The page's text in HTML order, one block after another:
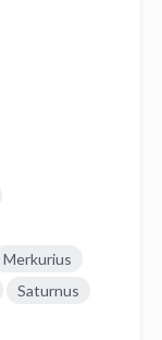
Merkurius
Saturnus